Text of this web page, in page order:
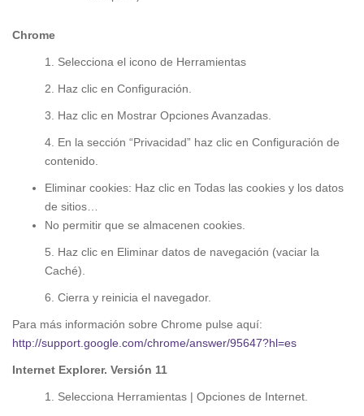
Chrome
1. Selecciona el icono de Herramientas
2. Haz clic en Configuración.
3. Haz clic en Mostrar Opciones Avanzadas.
4. En la sección “Privacidad” haz clic en Configuración de
contenido.
Eliminar cookies: Haz clic en Todas las cookies y los datos
de sitios…
No permitir que se almacenen cookies.
5. Haz clic en Eliminar datos de navegación (vaciar la
Caché).
6. Cierra y reinicia el navegador.
Para más información sobre Chrome pulse aquí:
http://support.google.com/chrome/answer/95647?hl=es
Internet Explorer. Versión 11
1. Selecciona Herramientas | Opciones de Internet.